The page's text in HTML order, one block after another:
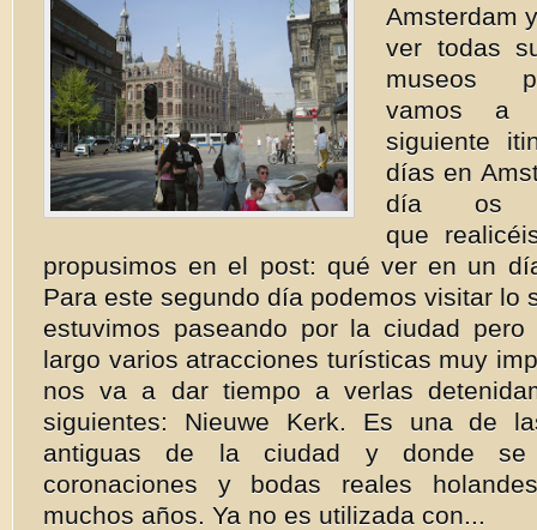
Amsterdam
ver todas
museos
vamos a
siguiente
días en
día os
que
propusimos en el post: qué ver en un
Para este segundo día podemos visitar lo
estuvimos paseando por la ciudad
largo varios atracciones turísticas muy
nos va a dar tiempo a verlas
siguientes: Nieuwe Kerk. Es una de
antiguas de la ciudad y donde se
coronaciones y bodas reales
muchos años. Ya no es utilizada con...